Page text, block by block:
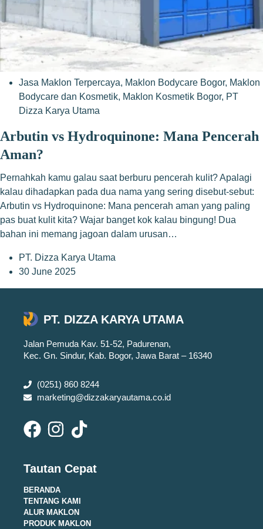
Jasa Maklon Terpercaya, Maklon Bodycare Bogor, Maklon
Bodycare dan Kosmetik, Maklon Kosmetik Bogor, PT
Dizza Karya Utama
Arbutin vs Hydroquinone: Mana Pencerah
Aman?
Pernahkah kamu galau saat berburu pencerah kulit? Apalagi
kalau dihadapkan pada dua nama yang sering disebut-sebut:
Arbutin vs Hydroquinone: Mana pencerah aman yang paling
pas buat kulit kita? Wajar banget kok kalau bingung! Dua
bahan ini memang jagoan dalam urusan…
PT. Dizza Karya Utama
30 June 2025
PT. DIZZA KARYA UTAMA
Jalan Pemuda Kav. 51-52, Padurenan,
Kec. Gn. Sindur, Kab. Bogor, Jawa Barat – 16340
(0251) 860 8244
marketing@dizzakaryautama.co.id
Tautan Cepat
BERANDA
TENTANG KAMI
ALUR MAKLON
PRODUK MAKLON